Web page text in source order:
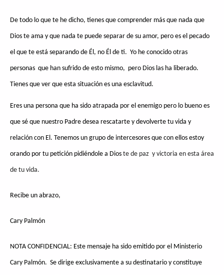
De todo lo que te he dicho, tienes que comprender más que nada que
Dios te ama y que nada te puede separar de su amor, pero es el pecado
el que te está separando de Él, no Él de ti. Yo he conocido otras
personas que han sufrido de esto mismo, pero Dios las ha liberado.
Tienes que ver que esta situación es una esclavitud.
Eres una persona que ha sido atrapada por el enemigo pero lo bueno es
que sé que nuestro Padre desea rescatarte y devolverte tu vida y
relación con El. Tenemos un grupo de intercesores que con ellos estoy
orando por tu petición pidiéndole a Dios te de paz y victoria en esta área
de tu vida.
Recibe un abrazo,
Cary Palmón
NOTA CONFIDENCIAL: Este mensaje ha sido emitido por el Ministerio
Cary Palmón. Se dirige exclusivamente a su destinatario y constituye